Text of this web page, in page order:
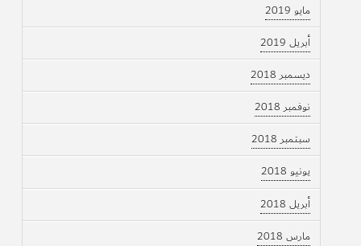
مايو 2019
أبريل 2019
ديسمبر 2018
نوفمبر 2018
سبتمبر 2018
يونيو 2018
أبريل 2018
مارس 2018